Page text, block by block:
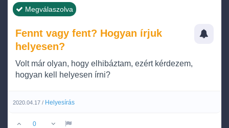
Megválaszolva
Fennt vagy fent? Hogyan írjuk
helyesen?
Volt már olyan, hogy elhibáztam, ezért kérdezem,
hogyan kell helyesen írni?
2020.04.17 / Helyesírás
0